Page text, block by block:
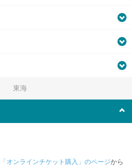
東海
「オンラインチケット購入」のページから